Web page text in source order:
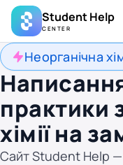
Student Help
CENTER
Неорганічна
практики
хімії на
Сайт Student Help